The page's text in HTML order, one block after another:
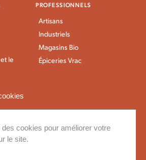
le
PROFESSIONNELS
Artisans
Industriels
Magasins Bio
Épiceries Vrac
cookies pour améliorer votre
le site.